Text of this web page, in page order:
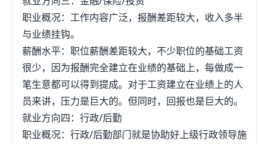
职业概况：工作内容广泛，报酬差距较大，收入多半
与业绩挂钩。
薪酬水平：职位薪酬差距较大，不少职位的基础工资
很少，因为报酬完全建立在业绩的基础上，每做成一
笔生意都可以得到提成。对于工资建立在业绩上的人
员来讲，压力是巨大的。但同时，回报也是巨大的。
就业方向四：行政/后勤
职业概况：行政/后勤部门就是协助好上级行政领导施